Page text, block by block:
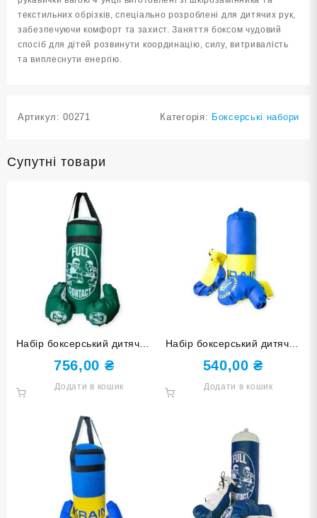
текстильних обрізків, спеціально розроблені для дитячих рук,
забезпечуючи комфорт та захист. Заняття боксом чудовий
спосіб для дітей розвинути координацію, силу, витривалість
та виплеснути енергію.
Артикул:00271 Категорія: Боксерські набори
Супутні товари
Набір боксерський дитячий
Full Contact зелений
великий
756,00 ₴
Додати в кошик
Набір боксерський дитячий
Champion Ukraine малий
540,00₴
Додати в кошик